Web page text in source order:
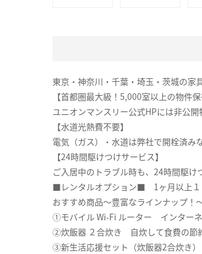
東京・神奈川・千葉・埼玉・茨城の家
【首都圏最大級！5,000室以上の物件保
ユニオンマンスリー公式HPには非公開
【水道光熱費不要】
電気（ガス）・水道は弊社で開栓済み
【24時間駆けつけサービス】
ご入居中のトラブル時も、24時間駆け
■レンタルオプション■ 1ヶ月以上１
おすすめ商品～豊富なラインナップ！
①モバイル Wi-Fi ルーター インター
②炊飯器 ２合炊き 自炊して食費の節
③新生活応援セット（炊飯器2合炊き